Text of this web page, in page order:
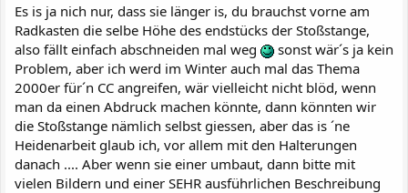
Es is ja nich nur, dass sie länger is, du brauchst vorne am
Radkasten die selbe Höhe des endstücks der Stoßstange,
also fällt einfach abschneiden mal weg
sonst wär´s ja kein
Problem, aber ich werd im Winter auch mal das Thema
2000er für´n CC angreifen, wär vielleicht nicht blöd, wenn
man da einen Abdruck machen könnte, dann könnten wir
die Stoßstange nämlich selbst giessen, aber das is ´ne
Heidenarbeit glaub ich, vor allem mit den Halterungen
danach .... Aber wenn sie einer umbaut, dann bitte mit
vielen Bildern und einer SEHR ausführlichen Beschreibung